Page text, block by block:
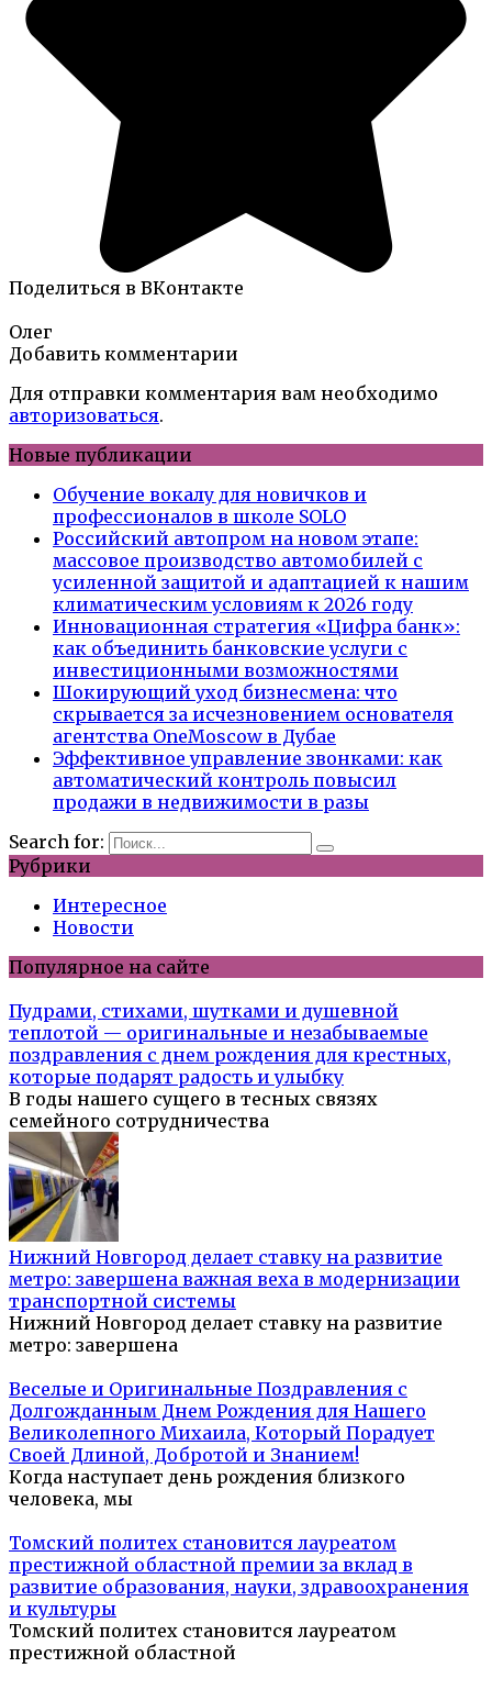
Поделиться в ВКонтакте
Олег
Добавить комментарии
Для отправки комментария вам необходимо
авторизоваться.
Новые публикации
Обучение вокалу для новичков и
профессионалов в школе SOLO
Российский автопром на новом этапе:
массовое производство автомобилей с
усиленной защитой и адаптацией к нашим
климатическим условиям к 2026 году
Инновационная стратегия «Цифра банк»:
как объединить банковские услуги с
инвестиционными возможностями
Шокирующий уход бизнесмена: что
скрывается за исчезновением основателя
агентства OneMoscow в Дубае
Эффективное управление звонками: как
автоматический контроль повысил
продажи в недвижимости в разы
Search for:
Рубрики
Интересное
Новости
Популярное на сайте
Пудрами, стихами, шутками и душевной
теплотой — оригинальные и незабываемые
поздравления с днем рождения для крестных,
которые подарят радость и улыбку
В годы нашего сущего в тесных связях
семейного сотрудничества
Нижний Новгород делает ставку на развитие
метро: завершена важная веха в модернизации
транспортной системы
Нижний Новгород делает ставку на развитие
метро: завершена
Веселые и Оригинальные Поздравления с
Долгожданным Днем Рождения для Нашего
Великолепного Михаила, Который Порадует
Своей Длиной, Добротой и Знанием!
Когда наступает день рождения близкого
человека, мы
Томский политех становится лауреатом
престижной областной премии за вклад в
развитие образования, науки, здравоохранения
и культуры
Томский политех становится лауреатом
престижной областной